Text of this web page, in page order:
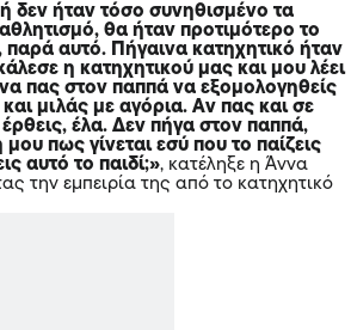
δεν ήταν τόσο συνηθισμένο τα
θα ήταν προτιμότερο το
παρά αυτό. Πήγαινα κατηχητικό ήταν
η κατηχητικού μας και μου λέει
πας στον παππά να εξομολογηθείς
και μιλάς με αγόρια. Αν πας και σε
έλα. Δεν πήγα στον παππά,
πως γίνεται εσύ που το παίζεις
αυτό το παιδί;», κατέληξε η Άννα
την εμπειρία της από το κατηχητικό